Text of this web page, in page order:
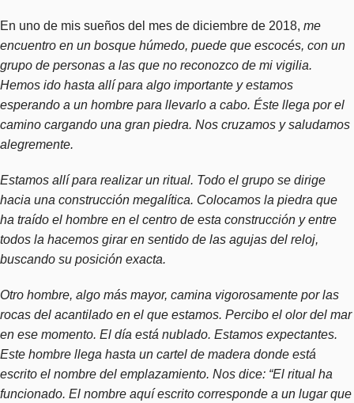
En uno de mis sueños del mes de diciembre de 2018, me
encuentro en un bosque húmedo, puede que escocés, con un
grupo de personas a las que no reconozco de mi vigilia.
Hemos ido hasta allí para algo importante y estamos
esperando a un hombre para llevarlo a cabo. Éste llega por el
camino cargando una gran piedra. Nos cruzamos y saludamos
alegremente.
Estamos allí para realizar un ritual. Todo el grupo se dirige
hacia una construcción megalítica. Colocamos la piedra que
ha traído el hombre en el centro de esta construcción y entre
todos la hacemos girar en sentido de las agujas del reloj,
buscando su posición exacta.
Otro hombre, algo más mayor, camina vigorosamente por las
rocas del acantilado en el que estamos. Percibo el olor del mar
en ese momento. El día está nublado. Estamos expectantes.
Este hombre llega hasta un cartel de madera donde está
escrito el nombre del emplazamiento. Nos dice: “El ritual ha
funcionado. El nombre aquí escrito corresponde a un lugar que